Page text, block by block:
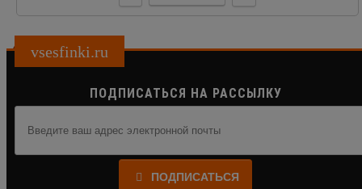
vsesfinki.ru
ПОДПИСАТЬСЯ НА РАССЫЛКУ
ПОДПИСАТЬСЯ